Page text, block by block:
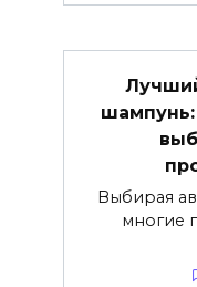
шампунь:
Выбирая
многие